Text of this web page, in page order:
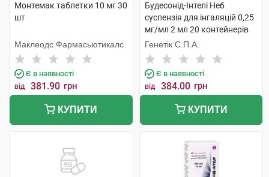
Монтемак таблетки 10 мг 30
шт
Маклеодс Фармасьютикалс
Є в наявності
від 381.90 грн
КУПИТИ
Будесонід-Інтелі Неб
суспензія для інгаляцій 0,25
мг/мл 2 мл 20 контейнерів
Генетік С.П.А.
Є в наявності
від 384.00 грн
КУПИТИ